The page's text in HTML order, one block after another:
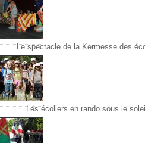
Le spectacle de la Kermesse des
Les écoliers en rando sous le soleil